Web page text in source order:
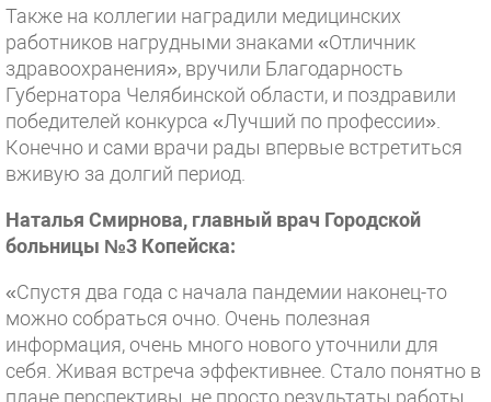
Также на коллегии наградили медицинских
работников нагрудными знаками «Отличник
здравоохранения», вручили Благодарность
Губернатора Челябинской области, и поздравили
победителей конкурса «Лучший по профессии».
Конечно и сами врачи рады впервые встретиться
вживую за долгий период.
Наталья Смирнова, главный врач Городской
больницы №3 Копейска:
«Спустя два года с начала пандемии наконец-то
можно собраться очно. Очень полезная
информация, очень много нового уточнили для
себя. Живая встреча эффективнее. Стало понятно в
плане перспективы, не просто результаты работы